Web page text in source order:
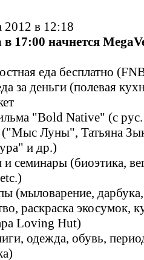
2012 в 12:18
в 17:00 начнется
еда бесплатно
за деньги (полевая
"Bold Native" (с
("Мыс Луны", Татьяна
и др.)
семинары (биоэтика,
(мыловарение,
раскраска экосумок,
Loving Hut)
одежда, обувь,